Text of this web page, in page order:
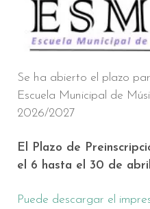
Se ha abierto el plazo
Escuela Municipal de
2026/2027
El Plazo de
el 6 hasta el 30 de
Puede descargar el